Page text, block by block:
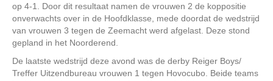
op 4-1. Door dit resultaat namen de vrouwen 2 de koppositie
onverwachts over in de Hoofdklasse, mede doordat de wedstrijd
van vrouwen 3 tegen de Zeemacht werd afgelast. Deze stond
gepland in het Noorderend.
De laatste wedstrijd deze avond was de derby Reiger Boys/
Treffer Uitzendbureau vrouwen 1 tegen Hovocubo. Beide teams